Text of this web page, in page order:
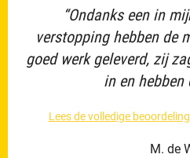
“Ondanks een in
verstopping hebben de
goed werk geleverd, zij
in en hebben
Lees de volledige
M. de